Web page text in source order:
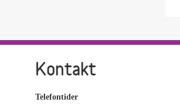
Kontakt
Telefontider